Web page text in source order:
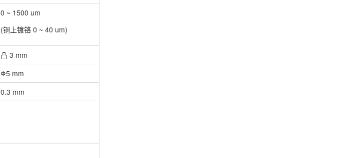
0 ~ 1500 um
(铜上镀铬 0 ~ 40 um)
凸 3 mm
Φ5 mm
0.3 mm